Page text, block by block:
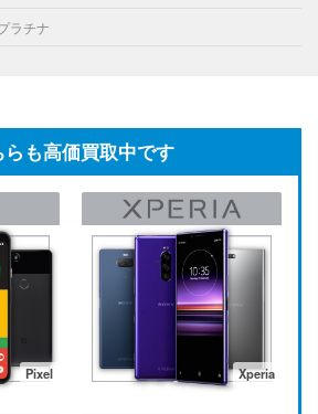
ラチナ
らも高価買取中です
Pixel Xperia